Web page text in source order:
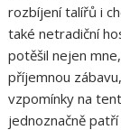
rozbíjení talířů i
také netradiční
potěšil nejen
příjemnou
vzpomínky na
jednoznačně